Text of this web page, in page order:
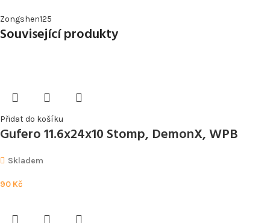
Zongshen125
Související produkty
Přidat do košíku
Gufero 11.6x24x10 Stomp, DemonX, WPB
Skladem
90 Kč